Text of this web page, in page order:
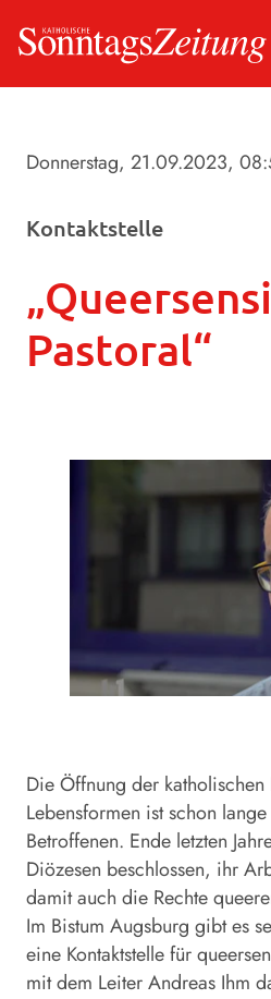
Donnerstag, 21.09.2023,
Kontaktstelle
Pastoral“
Die Öffnung der
Lebensformen ist schon
Betroffenen. Ende letzten
Diözesen beschlossen, ihr
damit auch die Rechte
Im Bistum Augsburg gibt es
eine Kontaktstelle für
mit dem Leiter Andreas Ihm